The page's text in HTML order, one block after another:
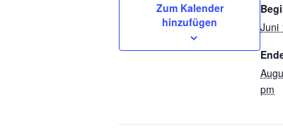
Zum Kalender
hinzufügen
Juni
pm